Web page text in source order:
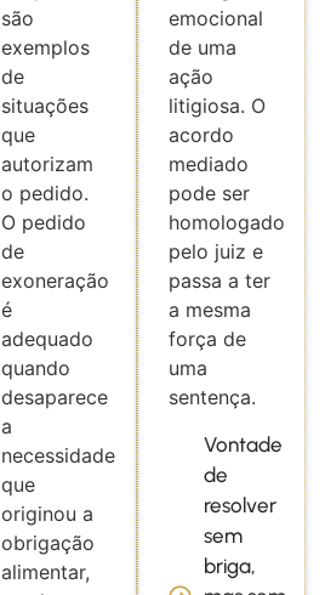
são
exemplos
de
situações
que
autorizam
o pedido.
O pedido
de
exoneração
é
adequado
quando
desaparece
a
necessidade
que
originou a
obrigação
alimentar,
emocional
de uma
ação
litigiosa. O
acordo
mediado
pode ser
homologado
pelo juiz e
passa a ter
a mesma
força de
uma
sentença.
Vontade
de
resolver
sem
briga,